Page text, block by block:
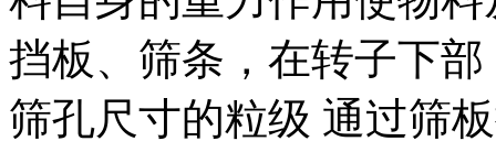
挡板、筛条，在转子下
筛孔尺寸的粒级 通过筛